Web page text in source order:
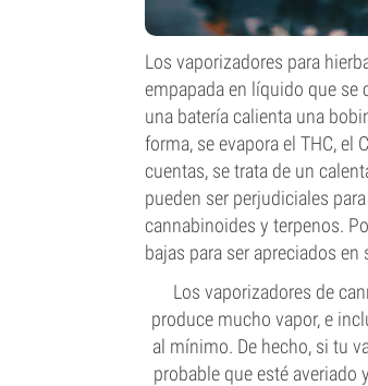
Los vaporizadores para
empapada en líquido que se
una batería calienta una
forma, se evapora el THC, el
cuentas, se trata de un
pueden ser perjudiciales
cannabinoides y terpenos.
bajas para ser apreciados
Los vaporizadores de
produce mucho vapor, e
al mínimo. De hecho, si tu
probable que esté